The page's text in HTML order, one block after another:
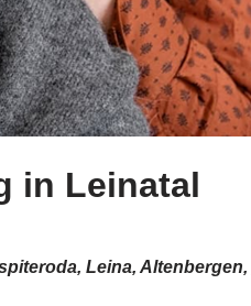
in Leinatal
Leina, Altenbergen,